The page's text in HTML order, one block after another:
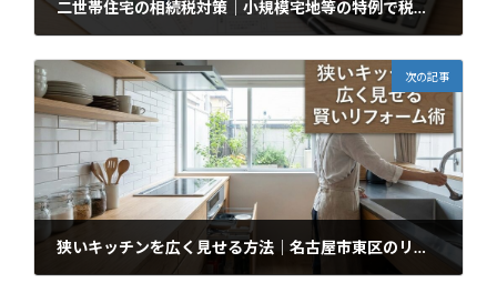
二世帯住宅の相続税対策｜小規模宅地等の特例で税負担を減らす方法
次の記事
狭いキッチンを広く見せる方法｜名古屋市東区のリフォーム実例を紹介